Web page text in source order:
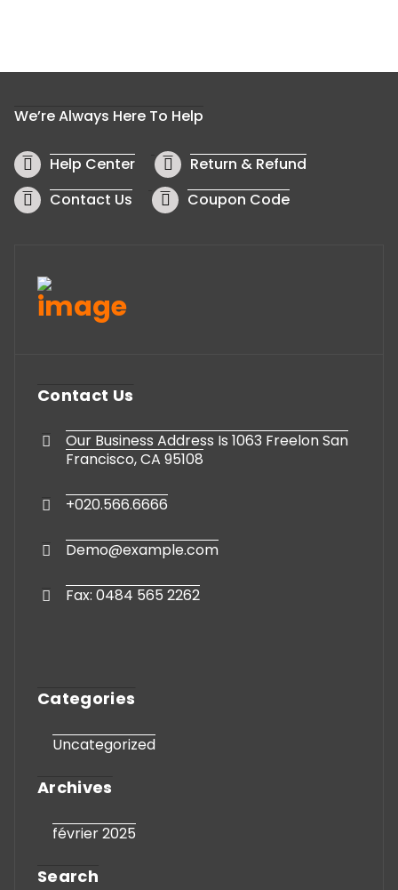
We’re Always Here To Help
Help Center
Return & Refund
Contact Us
Coupon Code
Contact Us
Our Business Address Is 1063 Freelon San
Francisco, CA 95108
+020.566.6666
Demo@example.com
Fax: 0484 565 2262
Categories
Uncategorized
Archives
février 2025
Search